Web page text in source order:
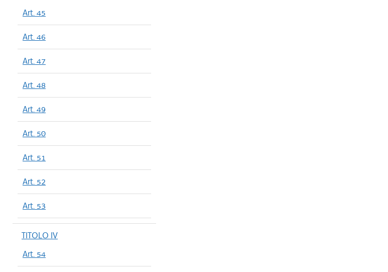
Art. 45
Art. 46
Art. 47
Art. 48
Art. 49
Art. 50
Art. 51
Art. 52
Art. 53
TITOLO IV
Art. 54